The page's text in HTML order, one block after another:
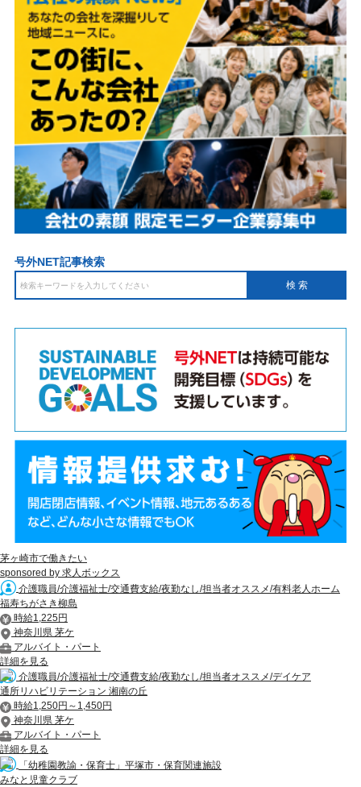
号外NET記事検索
茅ヶ崎市で働きたい
sponsored by 求人ボックス
介護職員/介護福祉士/交通費支給/夜勤なし/担当者オススメ/有料老人ホーム
福寿ちがさき柳島
時給1,225円
神奈川県 茅ケ
アルバイト・パート
詳細を見る
介護職員/介護福祉士/交通費支給/夜勤なし/担当者オススメ/デイケア
通所リハビリテーション 湘南の丘
時給1,250円～1,450円
神奈川県 茅ケ
アルバイト・パート
詳細を見る
「幼稚園教諭・保育士」平塚市・保育関連施設
みなと児童クラブ